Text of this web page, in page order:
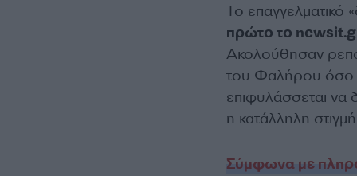
Το επαγγελματικό
πρώτο το
Ακολούθησαν
του Φαλήρου όσο
επιφυλάσσεται να
η κατάλληλη
Σύμφωνα με